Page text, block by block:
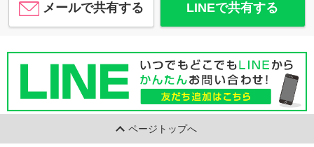
メールで共有する LINEで共有する
ページトップへ